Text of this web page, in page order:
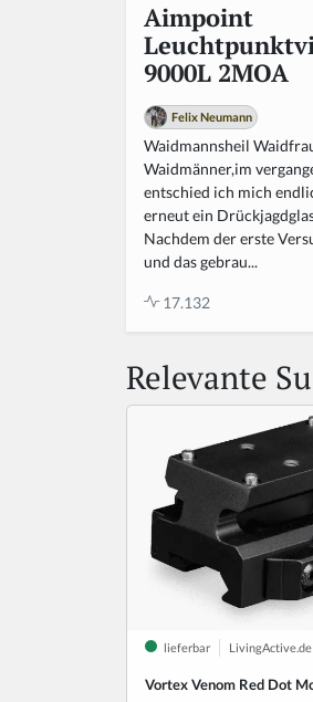
Aimpoint
9000L 2MOA
Felix Neumann
Waidmannsheil
Waidmänner,im
entschied ich mich
erneut ein
Nachdem der erste
und das gebrau...
17.132
Relevante